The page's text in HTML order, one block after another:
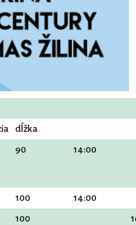
dĺžka
90 14:00
100
14:00
100